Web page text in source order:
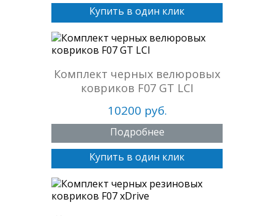
Купить в один клик
Комплект черных велюровых
ковриков F07 GT LCI
10200 руб.
Подробнее
Купить в один клик